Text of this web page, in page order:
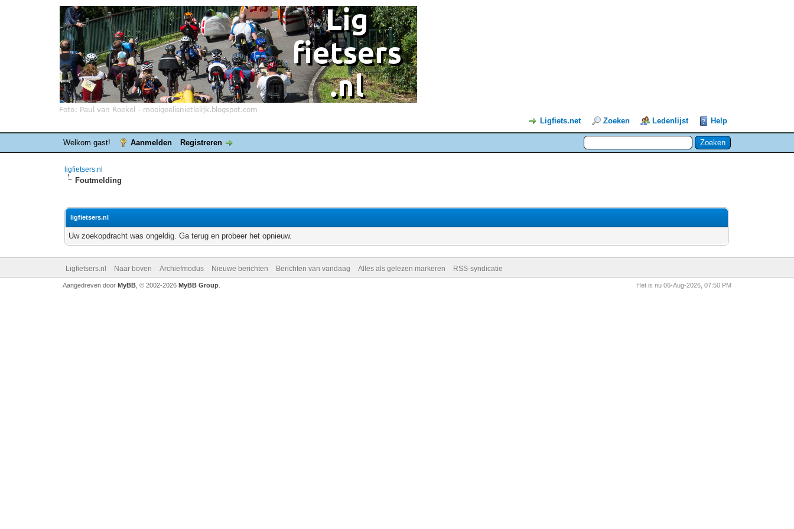
Ligfiets.net Zoeken Ledenlijst Help
Welkom gast! Aanmelden Registreren
ligfietsers.nl
Foutmelding
ligfietsers.nl
Uw zoekopdracht was ongeldig. Ga terug en probeer het opnieuw.
Ligfietsers.nl Naar boven Archiefmodus Nieuwe berichten Berichten van vandaag Alles als gelezen markeren RSS-syndicatie
Het is nu 06-Aug-2026, 07:50 PM
Aangedreven door MyBB, © 2002-2026 MyBB Group.